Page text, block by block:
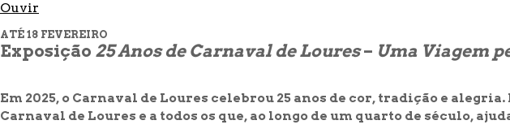
Ouvir
ATÉ 18 FEVEREIRO
Exposição 25 Anos de Carnaval de Loures– Uma Viagem
Em 2025, o Carnaval de Loures celebrou 25 anos de cor, tradição e
Carnaval de Loures e a todos os que, ao longo de um quarto de século,